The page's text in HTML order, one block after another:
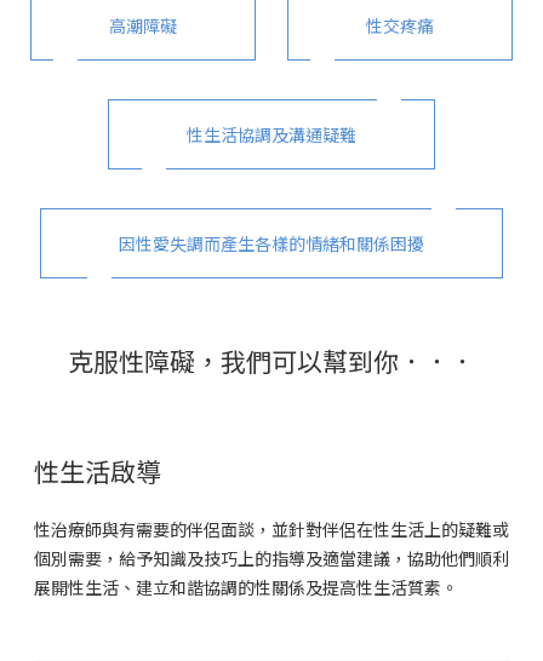
高潮障礙 性交疼痛
性生活協調及溝通疑難
因性愛失調而產生各樣的情緒和關係困擾
克服性障礙，我們可以幫到你．．．
性生活啟導
性治療師與有需要的伴侶面談，並針對伴侶在性生活上的疑難或
個別需要，給予知識及技巧上的指導及適當建議，協助他們順利
展開性生活、建立和諧協調的性關係及提高性生活質素。